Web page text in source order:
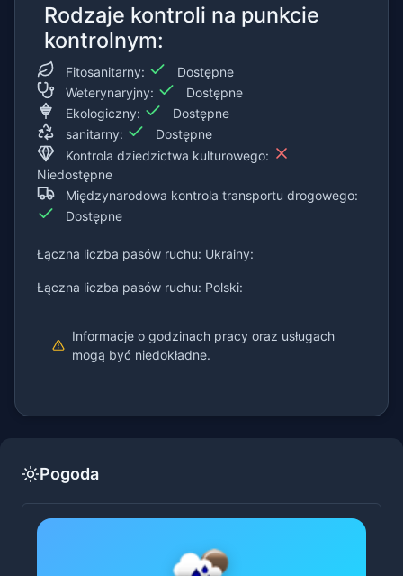
Rodzaje kontroli na punkcie
kontrolnym:
Fitosanitarny:
Dostępne
Weterynaryjny:
Dostępne
Ekologiczny:
Dostępne
sanitarny:
Dostępne
Kontrola dziedzictwa kulturowego:
Niedostępne
Międzynarodowa kontrola transportu drogowego:
Dostępne
Łączna liczba pasów ruchu: Ukrainy:
Łączna liczba pasów ruchu: Polski:
Informacje o godzinach pracy oraz usługach
mogą być niedokładne.
Pogoda